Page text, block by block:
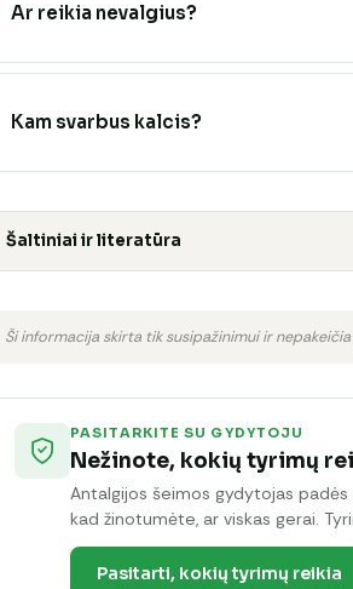
Ar reikia nevalgius?
Kam svarbus kalcis?
Šaltiniai ir literatūra
Ši informacija skirta tik susipažinimui ir
PASITARKITE SU GYDYTOJU
Nežinote, kokių tyrimų
Antalgijos šeimos gydytojas
kad žinotumėte, ar viskas gerai.
Pasitarti, kokių tyrimų reikia